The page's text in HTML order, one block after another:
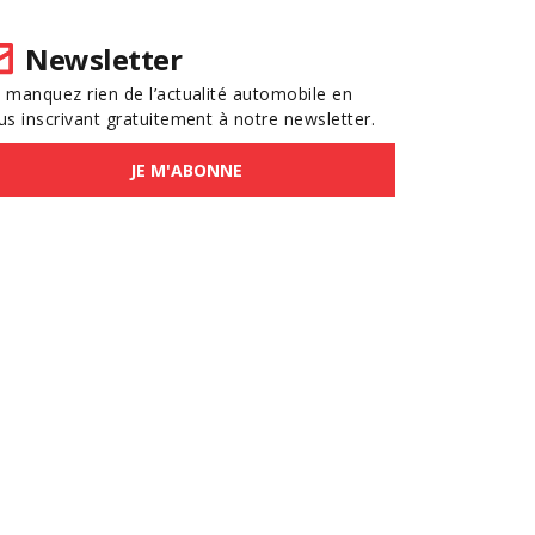
Newsletter
manquez rien de l’actualité automobile en
inscrivant gratuitement à notre newsletter.
JE M'ABONNE